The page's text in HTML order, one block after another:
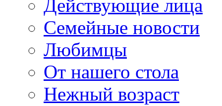
Действующие лица
Семейные новости
Любимцы
От нашего стола
Нежный возраст